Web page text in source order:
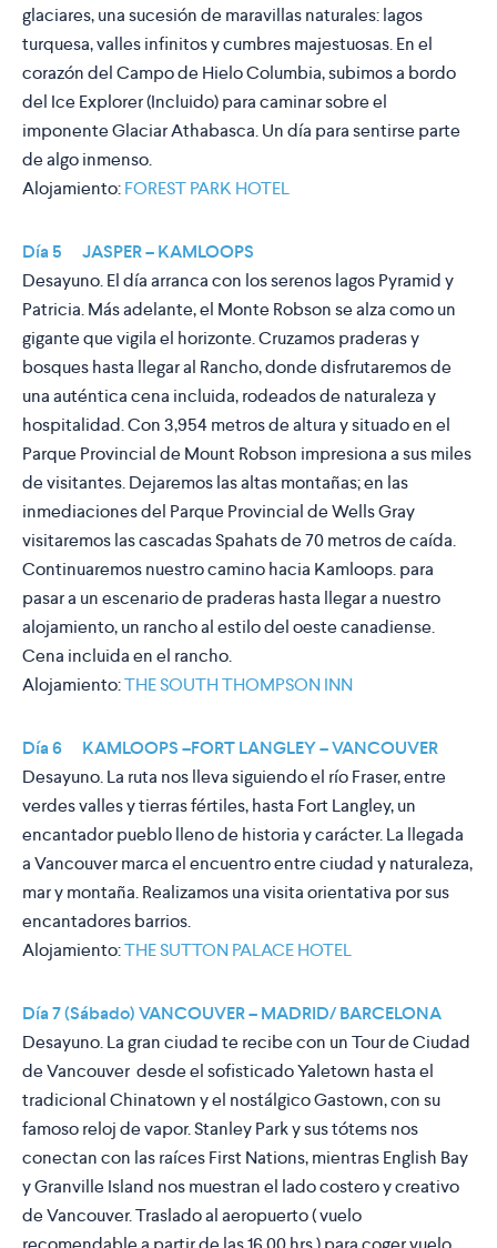
glaciares, una sucesión de maravillas naturales: lagos
turquesa, valles infinitos y cumbres majestuosas. En el
corazón del Campo de Hielo Columbia, subimos a bordo
del Ice Explorer (Incluido) para caminar sobre el
imponente Glaciar Athabasca. Un día para sentirse parte
de algo inmenso.
Alojamiento:FOREST PARK HOTEL
Día 5 JASPER – KAMLOOPS
Desayuno. El día arranca con los serenos lagos Pyramid y
Patricia. Más adelante, el Monte Robson se alza como un
gigante que vigila el horizonte. Cruzamos praderas y
bosques hasta llegar al Rancho, donde disfrutaremos de
una auténtica cena incluida, rodeados de naturaleza y
hospitalidad. Con 3,954 metros de altura y situado en el
Parque Provincial de Mount Robson impresiona a sus miles
de visitantes. Dejaremos las altas montañas; en las
inmediaciones del Parque Provincial de Wells Gray
visitaremos las cascadas Spahats de 70 metros de caída.
Continuaremos nuestro camino hacia Kamloops. para
pasar a un escenario de praderas hasta llegar a nuestro
alojamiento, un rancho al estilo del oeste canadiense.
Cena incluida en el rancho.
Alojamiento:THE SOUTH THOMPSON INN
Día 6 KAMLOOPS –FORT LANGLEY – VANCOUVER
Desayuno. La ruta nos lleva siguiendo el río Fraser, entre
verdes valles y tierras fértiles, hasta Fort Langley, un
encantador pueblo lleno de historia y carácter. La llegada
a Vancouver marca el encuentro entre ciudad y naturaleza,
mar y montaña. Realizamos una visita orientativa por sus
encantadores barrios.
Alojamiento:THE SUTTON PALACE HOTEL
Día 7 (Sábado) VANCOUVER – MADRID/ BARCELONA
Desayuno. La gran ciudad te recibe con un Tour de Ciudad
de Vancouver desde el sofisticado Yaletown hasta el
tradicional Chinatown y el nostálgico Gastown, con su
famoso reloj de vapor. Stanley Park y sus tótems nos
conectan con las raíces First Nations, mientras English Bay
y Granville Island nos muestran el lado costero y creativo
de Vancouver. Traslado al aeropuerto ( vuelo